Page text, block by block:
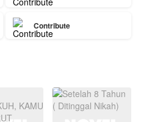
Contribute